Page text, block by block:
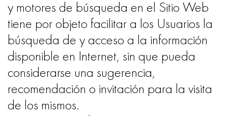
y motores de búsqueda en el Sitio Web
tiene por objeto facilitar a los Usuarios la
búsqueda de y acceso a la información
disponible en Internet, sin que pueda
considerarse una sugerencia,
recomendación o invitación para la visita
de los mismos.